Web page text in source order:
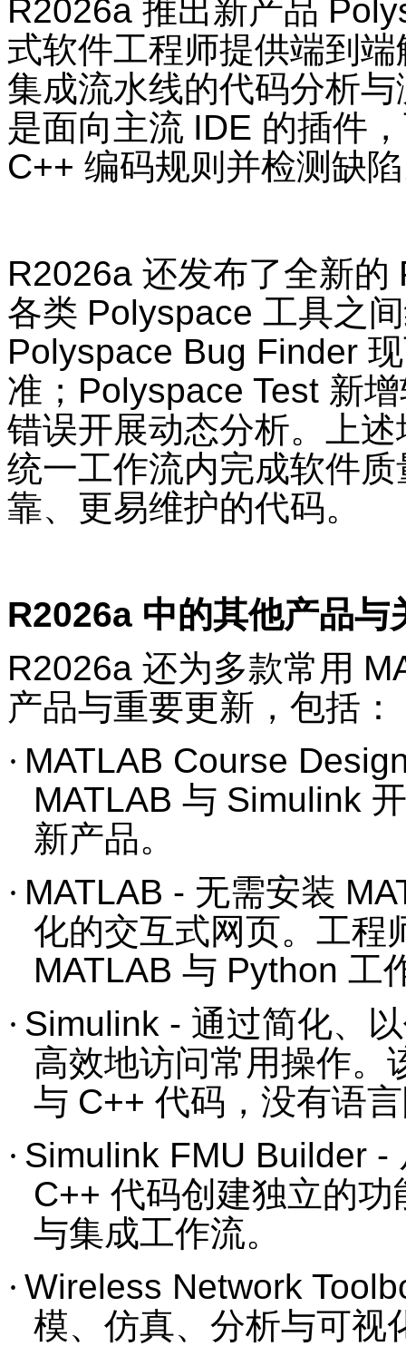
R2026a 推出新产品
式软件工程师提供端到
集成流水线的代码分析与
是面向主流 IDE 的插件
C++ 编码规则并检测缺
R2026a 还发布了全新的
各类 Polyspace 工具之
Polyspace Bug Finder
准； Polyspace Test 新
错误开展动态分析。上
统一工作流内完成软件
靠、更易维护的代码。
R2026a 中的其他产品与
R2026a 还为多款常用
产品与重要更新，包括：
· MATLAB Course
MATLAB与 Simulink
新产品。
· MATLAB - 无需安装
化的交互式网页。工程
MATLAB与 Python工
· Simulink - 通过简化、
高效地访问常用操作
与 C++代码，没有语
· Simulink FMU Builder -
C++代码创建独立的
与集成工作流。
· Wireless Network
模、仿真、分析与可视